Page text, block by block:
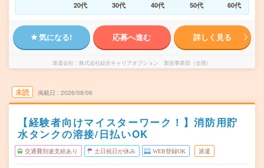
20代
30代 40代 50代 60代
気になる! 応募へ進む 詳しく見る
派遣会社 株式会社綜合キャリアオプション 製造事業部（全国）
未読 掲載日 2026/08/06
【経験者向けマイスターワーク！】消防用貯
水タンクの溶接/日払いOK
交通費別途支給あり 土日祝日が休み WEB登録OK 派遣